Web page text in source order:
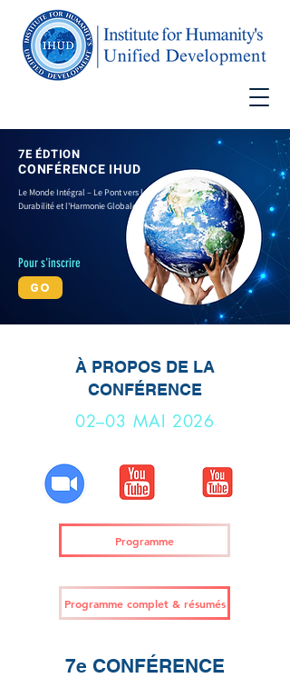
7E ÉDTION
CONFÉRENCE IHUD
Le Monde Intégral – Le Pont vers la
Durabilité et l'Harmonie Globales
Pour s'inscrire
GO
À PROPOS DE LA
CONFÉRENCE
02–03 MAI 2026
Programme
Programme complet & résumés
7e CONFÉRENCE